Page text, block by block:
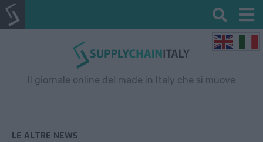
Il giornale online del made in Italy che si muove
LE ALTRE NEWS